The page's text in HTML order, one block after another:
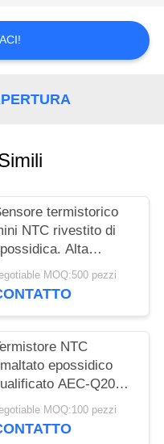
termistorico
NTC rivestito di
Alta
precisione per
controllo e
MOQ:500 pezzi
NTC
epossidico
AEC-Q200,
diametro corpo
3,0 mm
MOQ:100 pezzi